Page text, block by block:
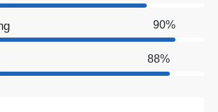
90%
88%